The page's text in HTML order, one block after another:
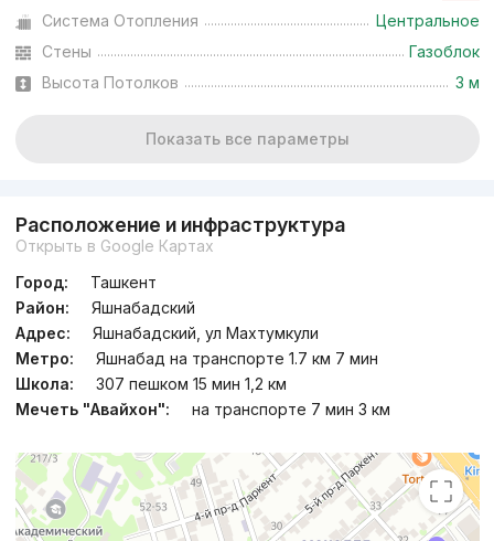
Система Отопления
Центральное
Стены
Газоблок
Высота Потолков
3 м
Показать все параметры
Расположение и инфраструктура
Открыть в Google Картах
Город:
Ташкент
Район:
Яшнабадский
Адрес:
Яшнабадский, ул Махтумкули
Метро:
Яшнабад на транспорте 1.7 км 7 мин
Школа:
307 пешком 15 мин 1,2 км
Мечеть "Авайхон":
на транспорте 7 мин 3 км